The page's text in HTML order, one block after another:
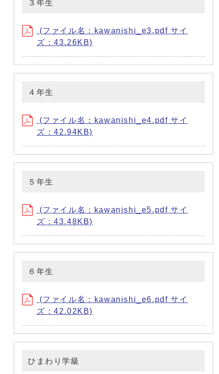
３年生
(ファイル名：kawanishi_e3.pdf サイ
ズ：43.26KB)
４年生
(ファイル名：kawanishi_e4.pdf サイ
ズ：42.94KB)
５年生
(ファイル名：kawanishi_e5.pdf サイ
ズ：43.48KB)
６年生
(ファイル名：kawanishi_e6.pdf サイ
ズ：42.02KB)
ひまわり学級